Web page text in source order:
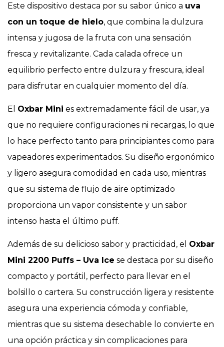
Este dispositivo destaca por su sabor único a uva
con un toque de hielo, que combina la dulzura
intensa y jugosa de la fruta con una sensación
fresca y revitalizante. Cada calada ofrece un
equilibrio perfecto entre dulzura y frescura, ideal
para disfrutar en cualquier momento del día.
El Oxbar Mini es extremadamente fácil de usar, ya
que no requiere configuraciones ni recargas, lo que
lo hace perfecto tanto para principiantes como para
vapeadores experimentados. Su diseño ergonómico
y ligero asegura comodidad en cada uso, mientras
que su sistema de flujo de aire optimizado
proporciona un vapor consistente y un sabor
intenso hasta el último puff.
Además de su delicioso sabor y practicidad, el Oxbar
Mini 2200 Puffs – Uva Ice se destaca por su diseño
compacto y portátil, perfecto para llevar en el
bolsillo o cartera. Su construcción ligera y resistente
asegura una experiencia cómoda y confiable,
mientras que su sistema desechable lo convierte en
una opción práctica y sin complicaciones para